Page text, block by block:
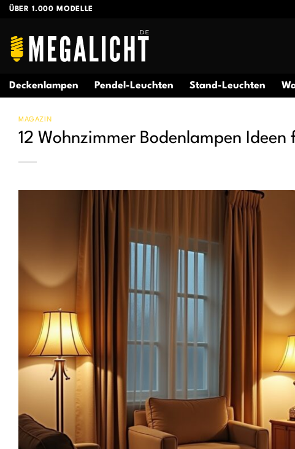
Zum
springen
ÜBER 1.000 MODELLE
Deckenlampen Pendel-Leuchten Stand-Leuchten
MAGAZIN
12 Wohnzimmer Bodenlampen Ideen